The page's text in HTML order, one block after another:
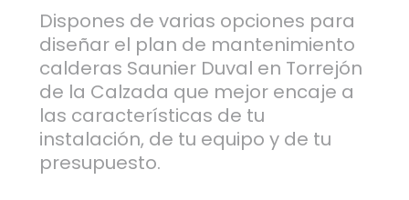
Dispones de varias opciones para
diseñar el plan de mantenimiento
calderas Saunier Duval en Torrejón
de la Calzada que mejor encaje a
las características de tu
instalación, de tu equipo y de tu
presupuesto.